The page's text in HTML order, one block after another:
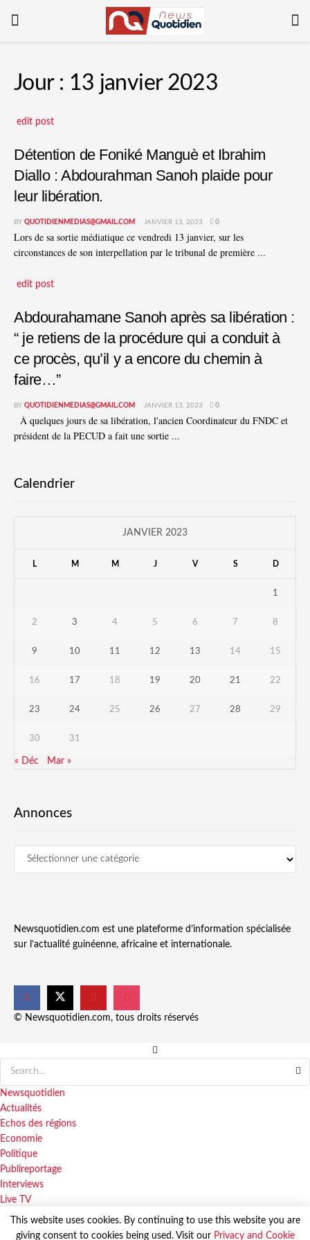
Jour : 13 janvier 2023
edit post
Détention de Foniké Manguè et Ibrahim
Diallo : Abdourahman Sanoh plaide pour
leur libération.
BY QUOTIDIENMEDIAS@GMAIL.COM JANVIER 13, 2023 0
Lors de sa sortie médiatique ce vendredi 13 janvier, sur les
circonstances de son interpellation par le tribunal de première ...
edit post
Abdourahamane Sanoh après sa libération :
“ je retiens de la procédure qui a conduit à
ce procès, qu’il y a encore du chemin à
faire…”
BY QUOTIDIENMEDIAS@GMAIL.COM JANVIER 13, 2023 0
À quelques jours de sa libération, l'ancien Coordinateur du FNDC et
président de la PECUD a fait une sortie ...
Calendrier
JANVIER 2023
L M M J V S D
1
2 3 4 5 6 7 8
9 10 11 12 13 14 15
16 17 18 19 20 21 22
23 24 25 26 27 28 29
30 31
« Déc Mar »
Annonces
Newsquotidien.com est une plateforme d’information spécialisée
sur l’actualité guinéenne, africaine et internationale.
© Newsquotidien.com, tous droits réservés
Newsquotidien
Actualités
Echos des régions
Economie
Politique
Publireportage
Interviews
Live TV
This website uses cookies. By continuing to use this website you are
giving consent to cookies being used. Visit our Privacy and Cookie